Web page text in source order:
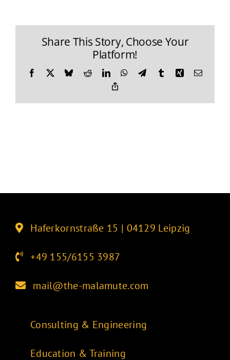
Share This Story, Choose Your
Platform!
Facebook BlueskyRedditLinkedInWhatsApp
TelegramTumblrXing E-
Haferkornstraße 15 | 04129 Leipzig
+49 155/6155 3987
mail@the-malamute.com
Consulting & Engineering
Education & Training